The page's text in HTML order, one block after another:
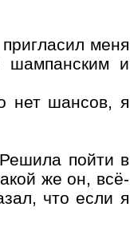
меня
и
нет шансов, я
пойти в
же он, всё-
что если я